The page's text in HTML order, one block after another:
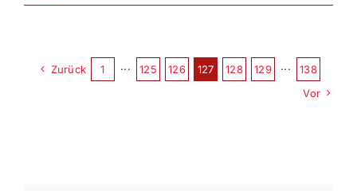
Zurück 1 ··· 125 126 127 128 129 ···
138
Vor